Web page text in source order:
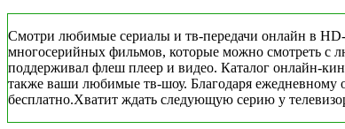
Смотри любимые сериалы и тв-передачи онлайн в
многосерийных фильмов, которые можно смотреть с
поддерживал флеш плеер и видео. Каталог онлайн-
также ваши любимые тв-шоу. Благодаря ежедневному
бесплатно.Хватит ждать следующую серию у